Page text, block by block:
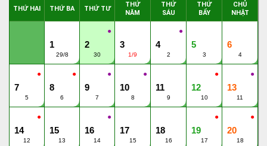
THỨ HAI THỨ BA THỨ TƯ
THỨ
NĂM
THỨ
SÁU
THỨ
BẨY
CHỦ
NHẬT
1
29/8
●
2
30
3
1/9
●
4
2
5
3
6
4
●
7
5
●
8
6
●
9
7
●
10
8
11
9
●
12
10
●
13
11
●
14
12
15
13
●
16
14
17
15
18
16
●
19
17
●
20
18